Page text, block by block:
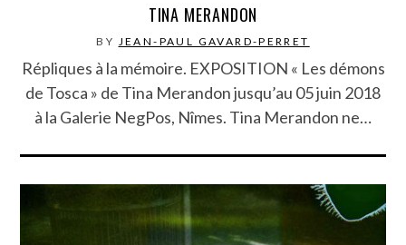
TINA MERANDON
BY JEAN-PAUL GAVARD-PERRET
Répliques à la mémoire. EXPOSITION « Les démons
de Tosca » de Tina Merandon jusqu’au 05 juin 2018
à la Galerie NegPos, Nîmes. Tina Merandon ne…